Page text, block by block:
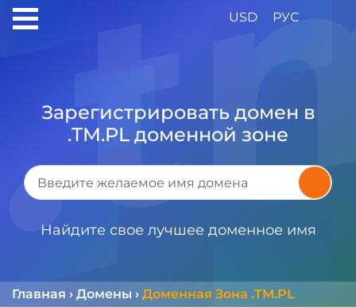
USD РУС
Зарегистрировать домен в
.TM.PL доменной зоне
Найдите свое лучшее доменное имя
Главная › Домены › Доменная Зона .TM.PL